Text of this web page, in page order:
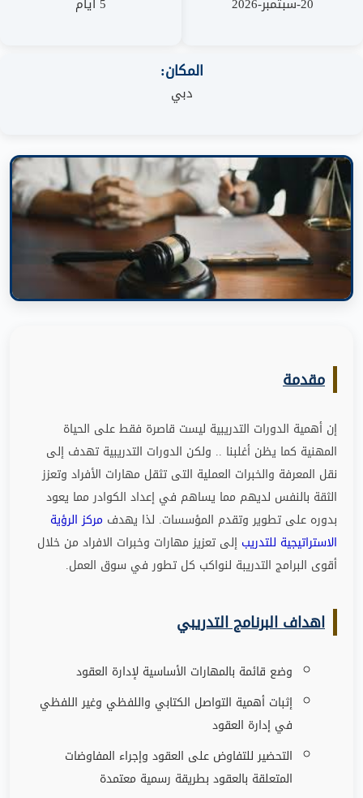
المكان:
دبي
مقدمة
إن أهمية الدورات التدريبية ليست قاصرة فقط على الحياة
المهنية كما يظن أغلبنا .. ولكن الدورات التدريبية تهدف إلى
نقل المعرفة والخبرات العملية التى تثقل مهارات الأفراد وتعزز
الثقة بالنفس لديهم مما يساهم في إعداد الكوادر مما يعود
بدوره على تطوير وتقدم المؤسسات. لذا يهدف مركز الرؤية
الاستراتيجية للتدريب إلى تعزيز مهارات وخبرات الافراد من خلال
أقوى البرامج التدريبة لنواكب كل تطور في سوق العمل.
اهداف البرنامج التدريبي
وضع قائمة بالمهارات الأساسية لإدارة العقود
إثبات أهمية التواصل الكتابي واللفظي وغير اللفظي
في إدارة العقود
التحضير للتفاوض على العقود وإجراء المفاوضات
المتعلقة بالعقود بطريقة رسمية معتمدة